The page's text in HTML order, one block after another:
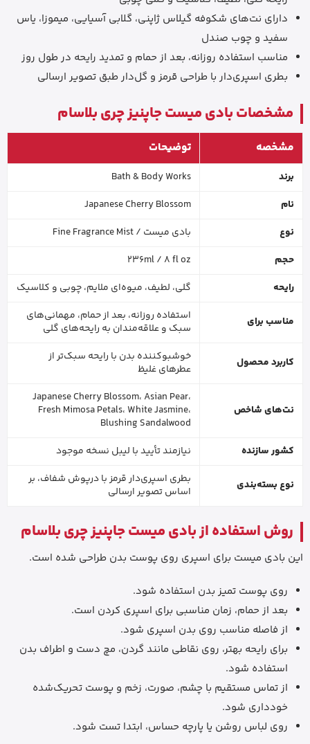
دارای نت‌های شکوفه گیلاس ژاپنی، گلابی آسیایی، میموزا، یاس
سفید و چوب صندل
مناسب استفاده روزانه، بعد از حمام و تمدید رایحه در طول روز
بطری اسپری‌دار با طراحی قرمز و گل‌دار طبق تصویر ارسالی
مشخصات بادی میست جاپنیز چری بلاسام
مشخصه توضیحات
برند
Bath & Body Works
نام
Japanese Cherry Blossom
نوع
بادی میست / Fine Fragrance Mist
حجم
236ml / 8 fl oz
رایحه
گلی، لطیف، میوه‌ای ملایم، چوبی و کلاسیک
مناسب برای
استفاده روزانه، بعد از حمام، مهمانی‌های
سبک و علاقه‌مندان به رایحه‌های گلی
کاربرد محصول
خوشبوکننده بدن با رایحه سبک‌تر از
عطرهای غلیظ
نت‌های شاخص
Japanese Cherry Blossom، Asian Pear،
Fresh Mimosa Petals، White Jasmine،
Blushing Sandalwood
کشور سازنده
نیازمند تأیید با لیبل نسخه موجود
نوع بسته‌بندی
بطری اسپری‌دار قرمز با درپوش شفاف، بر
اساس تصویر ارسالی
روش استفاده از بادی میست جاپنیز چری بلاسام
این بادی میست برای اسپری روی پوست بدن طراحی شده است.
روی پوست تمیز بدن استفاده شود.
بعد از حمام، زمان مناسبی برای اسپری کردن است.
از فاصله مناسب روی بدن اسپری شود.
برای رایحه بهتر، روی نقاطی مانند گردن، مچ دست و اطراف بدن
استفاده شود.
از تماس مستقیم با چشم، صورت، زخم و پوست تحریک‌شده
خودداری شود.
روی لباس روشن یا پارچه حساس، ابتدا تست شود.